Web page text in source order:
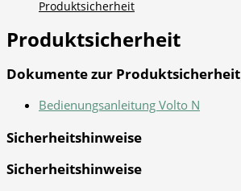
Produktsicherheit
Produktsicherheit
Dokumente zur Produktsicherheit
Bedienungsanleitung Volto N
Sicherheitshinweise
Sicherheitshinweise